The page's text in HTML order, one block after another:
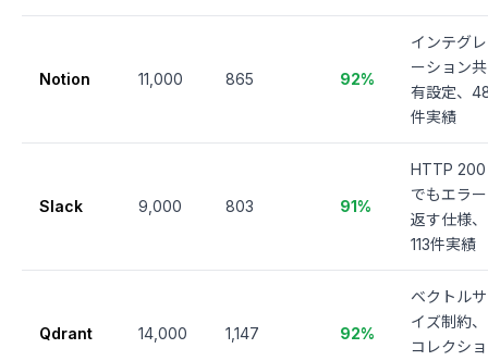
Notion 11,000 865 92%
インテグレ
ーション共
有設定、
件実績
Slack 9,000 803 91%
HTTP 200
でもエラー
返す仕様、
113件実績
Qdrant 14,000 1,147 92%
ベクトルサ
イズ制約、
コレクショ